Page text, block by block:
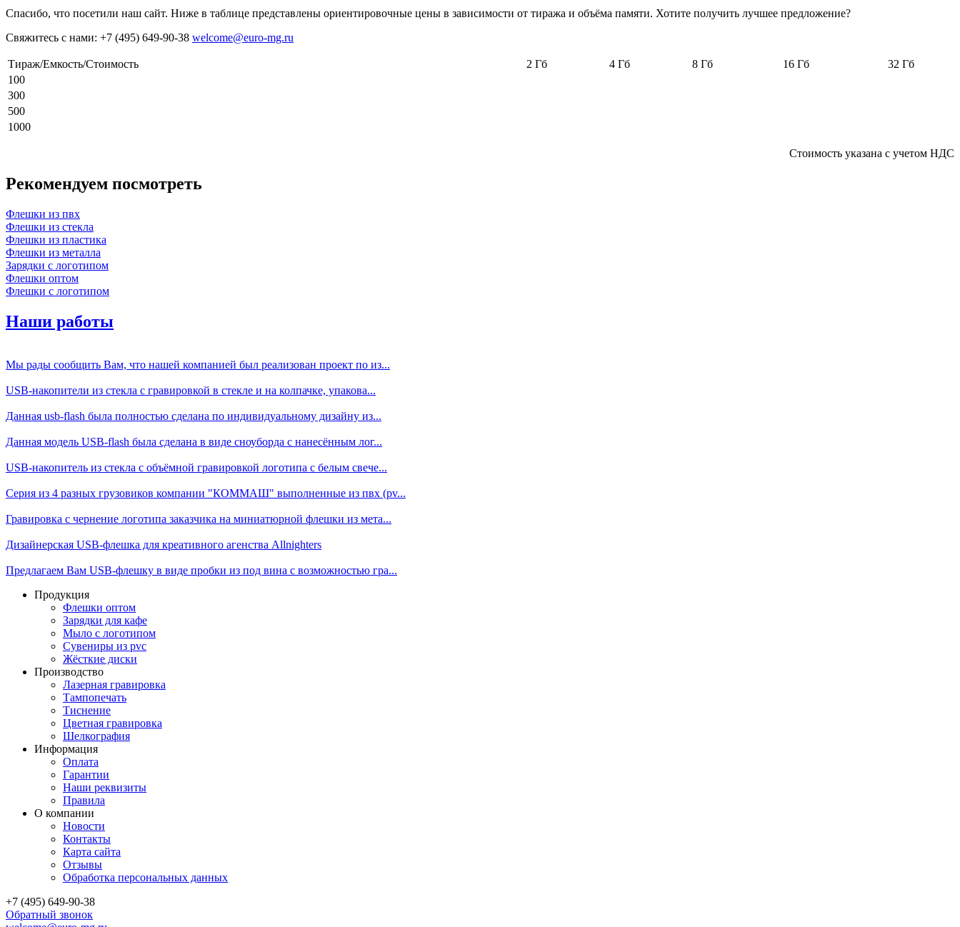
Спасибо, что посетили наш сайт. Ниже в таблице представлены ориентировочные цены в зависимости от тиража и объёма памяти. Хотите получить лучшее предложение?
Свяжитесь с нами: +7 (495) 649-90-38 welcome@euro-mg.ru
Тираж/Емкость/Стоимость 2 Гб 4 Гб 8 Гб 16 Гб
32 Гб
100
300
500
1000
Стоимость указана с учетом НДС
Рекомендуем посмотреть
Флешки из пвх
Флешки из стекла
Флешки из пластика
Флешки из металла
Зарядки с логотипом
Флешки оптом
Флешки с логотипом
Наши работы
Мы рады сообщить Вам, что нашей компанией был реализован проект по из...
USB-накопители из стекла с гравировкой в стекле и на колпачке, упакова...
Данная usb-flash была полностью сделана по индивидуальному дизайну из...
Данная модель USB-flash была сделана в виде сноуборда с нанесённым лог...
USB-накопитель из стекла с объёмной гравировкой логотипа с белым свече...
Серия из 4 разных грузовиков компании "КОММАШ" выполненные из пвх (pv...
Гравировка с чернение логотипа заказчика на миниатюрной флешки из мета...
Дизайнерская USB-флешка для креативного агенства Allnighters
Предлагаем Вам USB-флешку в виде пробки из под вина с возможностью гра...
Продукция
Флешки оптом
Зарядки для кафе
Мыло с логотипом
Сувениры из pvc
Жёсткие диски
Производство
Лазерная гравировка
Тампопечать
Тиснение
Цветная гравировка
Шелкография
Информация
Оплата
Гарантии
Наши реквизиты
Правила
О компании
Новости
Контакты
Карта сайта
Отзывы
Обработка персональных данных
+7 (495) 649-90-38
Обратный звонок